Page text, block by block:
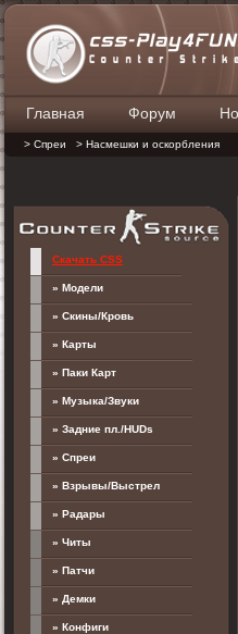
Главная Форум
> Спреи > Насмешки и оскорбления
Скачать CSS
» Модели
» Скины/Кровь
» Карты
» Паки Карт
» Музыка/Звуки
» Задние пл./HUDs
» Спреи
» Взрывы/Выстрел
» Радары
» Читы
» Патчи
» Демки
» Конфиги